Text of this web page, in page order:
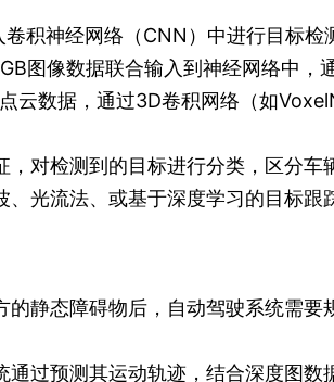
卷积神经网络（CNN）中进行目标检
图像数据联合输入到神经网络中，
云数据，通过3D卷积网络（如
，对检测到的目标进行分类，区分车
、光流法、或基于深度学习的目标跟
的静态障碍物后，自动驾驶系统需
通过预测其运动轨迹，结合深度图